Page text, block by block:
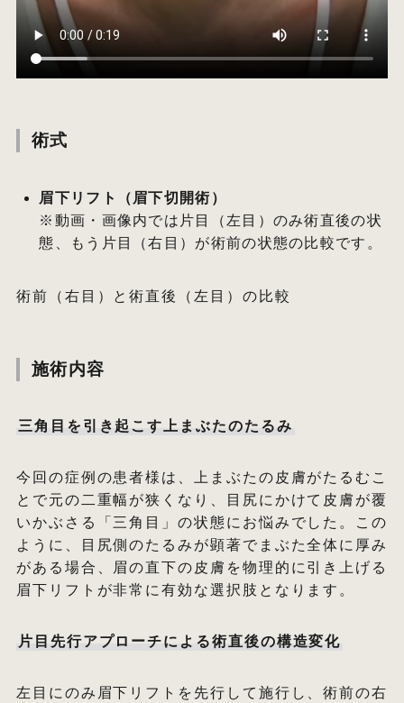
術式
眉下リフト（眉下切開術）
※動画・画像内では片目（左目）のみ術直後の状
態、もう片目（右目）が術前の状態の比較です。
術前（右目）と術直後（左目）の比較
施術内容
三角目を引き起こす上まぶたのたるみ
今回の症例の患者様は、上まぶたの皮膚がたるむこ
とで元の二重幅が狭くなり、目尻にかけて皮膚が覆
いかぶさる「三角目」の状態にお悩みでした。この
ように、目尻側のたるみが顕著でまぶた全体に厚み
がある場合、眉の直下の皮膚を物理的に引き上げる
眉下リフトが非常に有効な選択肢となります。
片目先行アプローチによる術直後の構造変化
左目にのみ眉下リフトを先行して施行し、術前の右